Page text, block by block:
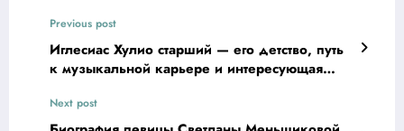
Previous post
Иглесиас Хулио старший — его детство, путь
к музыкальной карьере и интересующая
Next post